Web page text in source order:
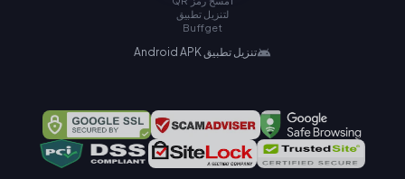
لتنزيل تطبيق
Buffget
تنزيل تطبيق Android APK